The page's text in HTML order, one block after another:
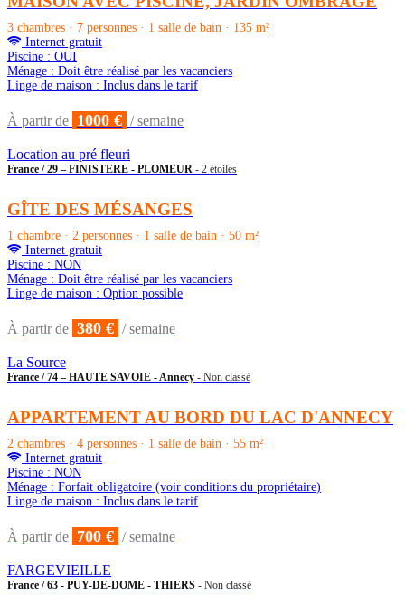
3 chambres · 7 personnes · 1 salle de bain · 135 m²
Internet gratuit
Piscine : OUI
Ménage : Doit être réalisé par les vacanciers
Linge de maison : Inclus dans le tarif
À partir de 1000 € / semaine
Location au pré fleuri
France / 29 – FINISTERE - PLOMEUR - 2 étoiles
GÎTE DES MÉSANGES
1 chambre · 2 personnes · 1 salle de bain · 50 m²
Internet gratuit
Piscine : NON
Ménage : Doit être réalisé par les vacanciers
Linge de maison : Option possible
À partir de 380 € / semaine
La Source
France / 74 – HAUTE SAVOIE - Annecy - Non classé
APPARTEMENT AU BORD DU LAC D'ANNECY
2 chambres · 4 personnes · 1 salle de bain · 55 m²
Internet gratuit
Piscine : NON
Ménage : Forfait obligatoire (voir conditions du propriétaire)
Linge de maison : Inclus dans le tarif
À partir de 700 € / semaine
FARGEVIEILLE
France / 63 - PUY-DE-DOME - THIERS - Non classé